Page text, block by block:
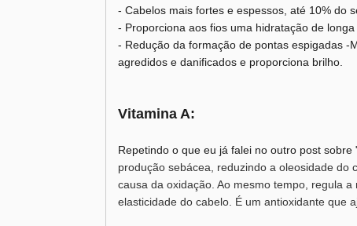
- Cabelos mais fortes e espessos, até 10% do
- Proporciona aos fios uma hidratação de
- Redução da formação de pontas espigadas -
agredidos e danificados e proporciona brilho.
Vitamina A:
Repetindo o que eu já falei no outro post
produção sebácea, reduzindo a oleosidade
causa da oxidação. Ao mesmo tempo, regula
elasticidade do cabelo. É um antioxidante que